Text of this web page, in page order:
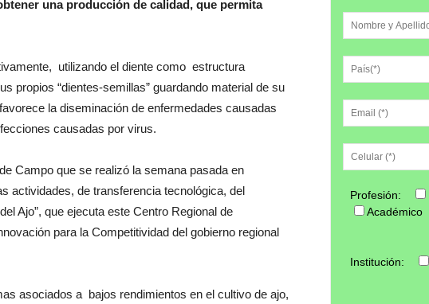
una producción de calidad, que permita
utilizando el diente como estructura
propios “dientes-semillas” guardando material de su
la diseminación de enfermedades causadas
causadas por virus.
Campo que se realizó la semana pasada en
actividades, de transferencia tecnológica, del
Ajo”, que ejecuta este Centro Regional de
para la Competitividad del gobierno regional
asociados a bajos rendimientos en el cultivo de ajo,
Profesión:
Académico
Institución: